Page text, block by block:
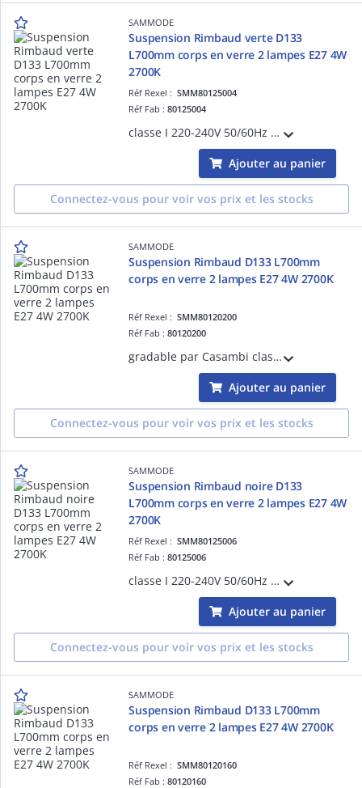
SAMMODE
Suspension Rimbaud verte D133
L700mm corps en verre 2 lampes E27 4W
2700K
Réf Rexel :SMM80125004
Réf Fab :80125004
classe I 220-240V 50/60Hz Ta 30°C IP66/IP68/IP69K IK07 garantie 5 ans bandeaux à grenouillère inox marine 316L équipé de 3m de câble 3G1,5 2 grilles brise-flux vertes réflecteur Brass
Ajouter au panier
Connectez-vous pour voir vos prix et les stocks
SAMMODE
Suspension Rimbaud D133 L700mm
corps en verre 2 lampes E27 4W 2700K
Réf Rexel :SMM80120200
Réf Fab :80120200
gradable par Casambi classe I 220-240V 50/60Hz Ta 30°C IP66/IP68/IP69K IK07 garantie 5 ans bandeaux à grenouillère inox marine 316L équipé de 3m de câble 3G1,5 2 grilles brise-flux inox réflecteur Brass
Ajouter au panier
Connectez-vous pour voir vos prix et les stocks
SAMMODE
Suspension Rimbaud noire D133
L700mm corps en verre 2 lampes E27 4W
2700K
Réf Rexel :SMM80125006
Réf Fab :80125006
classe I 220-240V 50/60Hz Ta 30°C IP66/IP68/IP69K IK07 garantie 5 ans bandeaux à grenouillère inox marine 316L équipé de 3m de câble 3G1,5 2 grilles brise-flux noires réflecteur Gold
Ajouter au panier
Connectez-vous pour voir vos prix et les stocks
SAMMODE
Suspension Rimbaud D133 L700mm
corps en verre 2 lampes E27 4W 2700K
Réf Rexel :SMM80120160
Réf Fab :80120160